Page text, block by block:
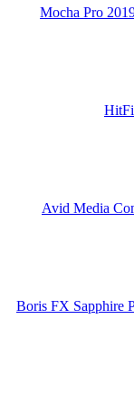
Mocha
Avid
Boris FX